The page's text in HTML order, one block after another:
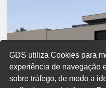
GDS utiliza Cookies para
experiência de navegação
sobre tráfego, de modo a